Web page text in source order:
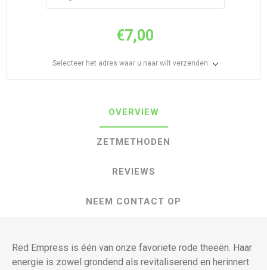
€7,00
Selecteer het adres waar u naar wilt verzenden
OVERVIEW
ZETMETHODEN
REVIEWS
NEEM CONTACT OP
Red Empress is één van onze favoriete rode theeën. Haar
energie is zowel grondend als revitaliserend en herinnert